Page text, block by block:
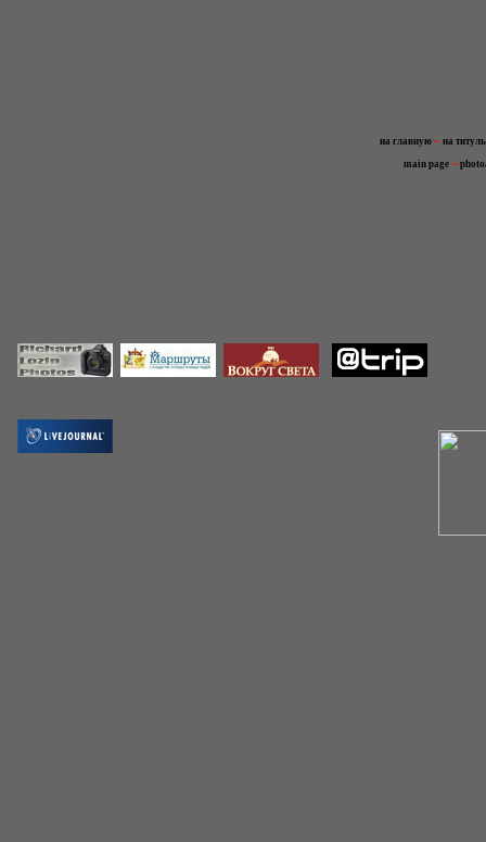
на главную ~ на
main page ~